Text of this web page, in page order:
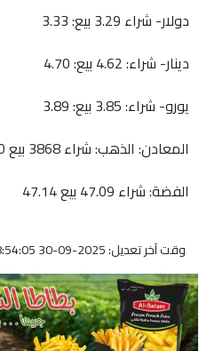
دولار- شراء 3.29 بيع: 3.33
دينار- شراء: 4.62 بيع: 4.70
يورو- شراء: 3.85 بيع: 3.89
المعادن: الذهب: شراء 3868 بيع 3870
الفضة: شراء 47.09 بيع 47.14
وقت آخر تعديل: 2025-09-30 08:54:05